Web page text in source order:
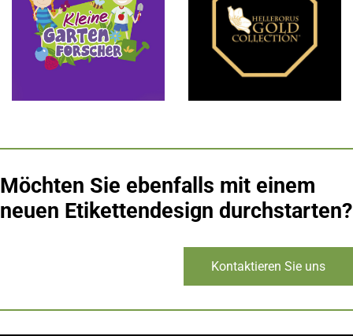
Möchten Sie ebenfalls mit einem
neuen Etikettendesign durchstarten?
Kontaktieren Sie uns